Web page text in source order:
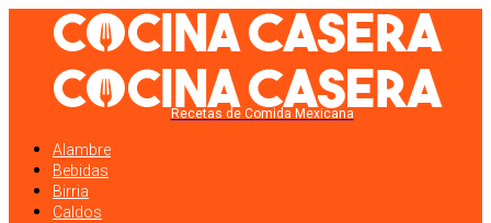
Recetas de Comida Mexicana
Alambre
Bebidas
Birria
Caldos